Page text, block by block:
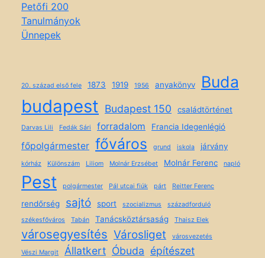
Petőfi 200
Tanulmányok
Ünnepek
20. század első fele 1873 1919 1956 anyakönyv Buda
budapest Budapest 150 családtörténet
Darvas Lili Fedák Sári forradalom Francia Idegenlégió
főpolgármester főváros grund iskola járvány
kórház Különszám Liliom Molnár Erzsébet Molnár Ferenc napló
Pest polgármester Pál utcai fiúk párt Reitter Ferenc
rendőrség sajtó sport szocializmus
századforduló
székesfőváros
Tabán Tanácsköztársaság Thaisz Elek
városegyesítés Városliget városvezetés
Vészi Margit Állatkert Óbuda építészet